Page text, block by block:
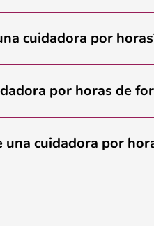
cuidadora por
por horas de
una cuidadora por